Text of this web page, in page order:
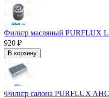
Фильтр масляный PURFLUX
920 ₽
В корзину
Фильтр салона PURFLUX